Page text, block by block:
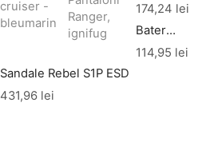
174,24 lei
Baterie externa magsafe 10000 mAh
114,95 lei
Sandale Rebel S1P ESD
431,96 lei